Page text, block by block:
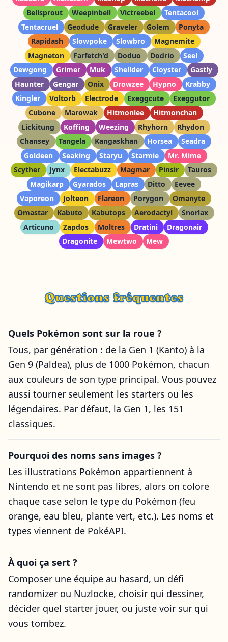
Bellsprout
Weepinbell Victreebel
Tentacool
Tentacruel
Geodude Graveler Golem
Ponyta
Rapidash
Slowpoke Slowbro
Magnemite
Magneton
Farfetch'd Doduo Dodrio
Seel
Dewgong
Grimer Muk Shellder Cloyster
Gastly
Haunter
Gengar Onix Drowzee Hypno
Krabby
Kingler
Voltorb Electrode Exeggcute
Exeggutor
Cubone
Marowak Hitmonlee
Hitmonchan
Lickitung
Koffing Weezing Rhyhorn
Rhydon
Chansey
Tangela Kangaskhan Horsea
Seadra
Goldeen
Seaking Staryu Starmie
Mr. Mime
Scyther
Jynx Electabuzz Magmar Pinsir
Tauros
Magikarp
Gyarados Lapras Ditto
Eevee
Vaporeon
Jolteon Flareon Porygon
Omanyte
Omastar
Kabuto Kabutops Aerodactyl
Snorlax
Articuno
Zapdos Moltres Dratini
Dragonair
Dragonite
Mewtwo Mew
Questions fréquentes
Quels Pokémon sont sur la roue ?
Tous, par génération : de la Gen 1 (Kanto) à la
Gen 9 (Paldea), plus de 1000 Pokémon, chacun
aux couleurs de son type principal. Vous pouvez
aussi tourner seulement les starters ou les
légendaires. Par défaut, la Gen 1, les 151
classiques.
Pourquoi des noms sans images ?
Les illustrations Pokémon appartiennent à
Nintendo et ne sont pas libres, alors on colore
chaque case selon le type du Pokémon (feu
orange, eau bleu, plante vert, etc.). Les noms et
types viennent de PokéAPI.
À quoi ça sert ?
Composer une équipe au hasard, un défi
randomizer ou Nuzlocke, choisir qui dessiner,
décider quel starter jouer, ou juste voir sur qui
vous tombez.